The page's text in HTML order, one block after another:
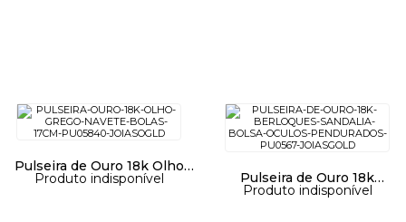
Pulseira de Ouro 18k Olho
Grego Navete com Bolas
Produto indisponível
Pulseira de Ouro 18k
Berloques Sandália/Bolsa/
Produto indisponível